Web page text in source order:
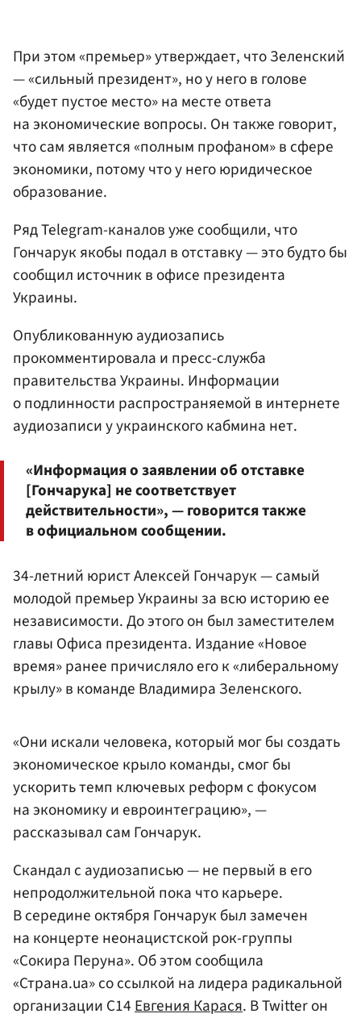
При этом «премьер» утверждает, что Зеленский
— «сильный президент», но у него в голове
«будет пустое место» на месте ответа
на экономические вопросы. Он также говорит,
что сам является «полным профаном» в сфере
экономики, потому что у него юридическое
образование.
Ряд Telegram-каналов уже сообщили, что
Гончарук якобы подал в отставку — это будто бы
сообщил источник в офисе президента
Украины.
Опубликованную аудиозапись
прокомментировала и пресс-служба
правительства Украины. Информации
о подлинности распространяемой в интернете
аудиозаписи у украинского кабмина нет.
«Информация о заявлении об отставке
[Гончарука] не соответствует
действительности», — говорится также
в официальном сообщении.
34-летний юрист Алексей Гончарук — самый
молодой премьер Украины за всю историю ее
независимости. До этого он был заместителем
главы Офиса президента. Издание «Новое
время» ранее причисляло его к «либеральному
крылу» в команде Владимира Зеленского.
«Они искали человека, который мог бы создать
экономическое крыло команды, смог бы
ускорить темп ключевых реформ с фокусом
на экономику и евроинтеграцию», —
рассказывал сам Гончарук.
Скандал с аудиозаписью — не первый в его
непродолжительной пока что карьере.
В середине октября Гончарук был замечен
на концерте неонацистской рок-группы
«Сокира Перуна». Об этом сообщила
«Страна.ua» со ссылкой на лидера радикальной
организации С14Евгения Карася. В Twitter он